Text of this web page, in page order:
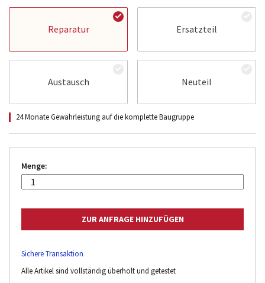
Reparatur Ersatzteil
Austausch Neuteil
24 Monate Gewährleistung auf die komplette Baugruppe
Menge:
Sichere Transaktion
Alle Artikel sind vollständig überholt und getestet